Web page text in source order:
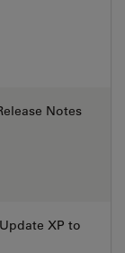
Notes
XP to